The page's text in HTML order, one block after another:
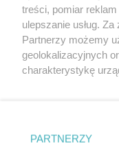
treści, pomiar
ulepszanie usług.
Partnerzy możemy
geolokalizacyjnych
charakterystykę
zmienić/wycofać
znajdujący się w
PARTNERZY